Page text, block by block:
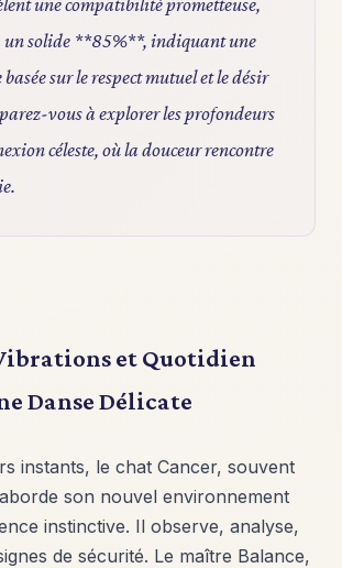
un solide **85%**, indiquant une
sur le respect mutuel et le désir
vous à explorer les profondeurs
céleste, où la douceur rencontre
et Quotidien
Danse Délicate
instants, le chat Cancer, souvent
son nouvel environnement
instinctive. Il observe, analyse,
de sécurité. Le maître Balance,